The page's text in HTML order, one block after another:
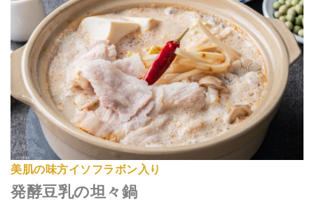
美肌の味方イソフラボン入り
発酵豆乳の坦々鍋